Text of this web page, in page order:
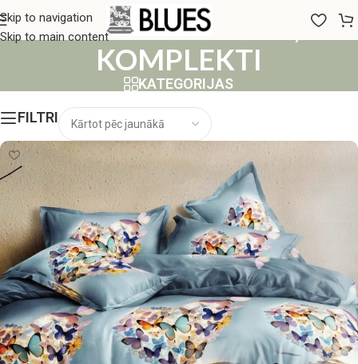
Skip to navigation
Skip to main content
180x200 GULTAS VEĻAS
KOMPLEKTI
KATEGORIJAS
FILTRI